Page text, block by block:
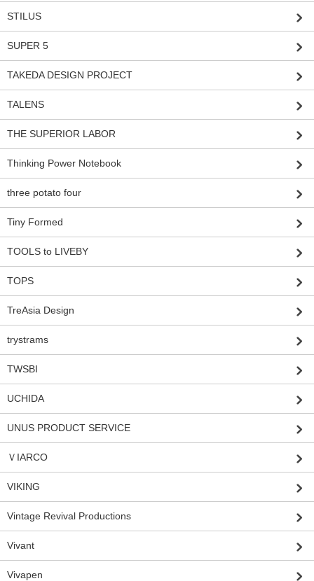
STILUS
SUPER 5
TAKEDA DESIGN PROJECT
TALENS
THE SUPERIOR LABOR
Thinking Power Notebook
three potato four
Tiny Formed
TOOLS to LIVEBY
TOPS
TreAsia Design
trystrams
TWSBI
UCHIDA
UNUS PRODUCT SERVICE
ＶIARCO
VIKING
Vintage Revival Productions
Vivant
Vivapen